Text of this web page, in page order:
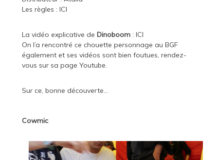
Les règles : ICI
La vidéo explicative de Dinoboom: ICI
On l’a rencontré ce chouette personnage au BGF
également et ses vidéos sont bien foutues, rendez-
vous sur sa page Youtube.
Sur ce, bonne découverte…
Cowmic